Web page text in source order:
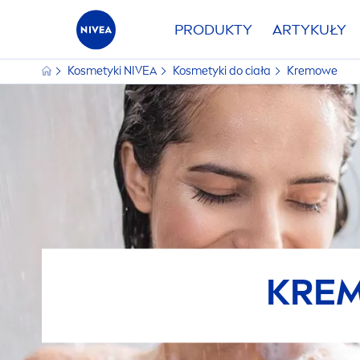
PRODUKTY ARTYKUŁY
Kosmetyki NIVEA Kosmetyki do ciała Kremowe